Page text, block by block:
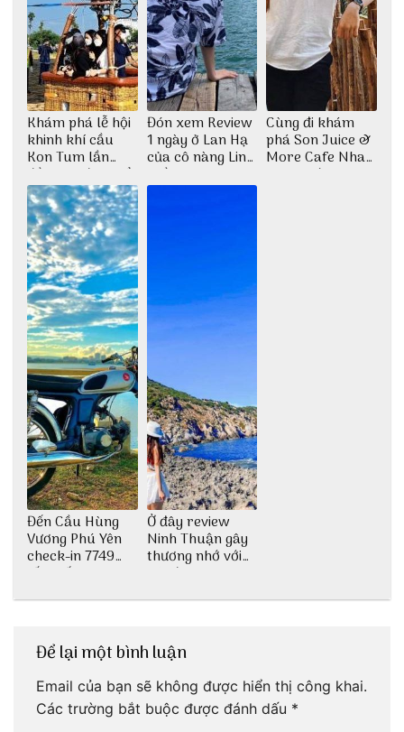
Khám phá lễ hội
khinh khí cầu
Kon Tum lần
đầu tiên được tổ
chức
Đón xem Review
1 ngày ở Lan Hạ
của cô nàng Linh
Trần
Cùng đi khám
phá Son Juice &
More Cafe Nha
Trang với anh
Đến Cầu Hùng
Vương Phú Yên
check-in 7749
tấm sống ảo
Ở đây review
Ninh Thuận gây
thương nhớ với
nét đẹp thiên
Để lại một bình luận
Email của bạn sẽ không được hiển thị công khai.
Các trường bắt buộc được đánh dấu *